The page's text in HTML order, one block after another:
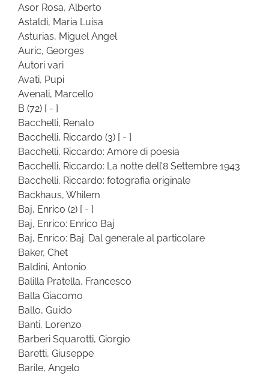
Asor Rosa, Alberto
Astaldi, Maria Luisa
Asturias, Miguel Angel
Auric, Georges
Autori vari
Avati, Pupi
Avenali, Marcello
B (72) [ - ]
Bacchelli, Renato
Bacchelli, Riccardo (3) [ - ]
Bacchelli, Riccardo: Amore di poesia
Bacchelli, Riccardo: La notte dell’8 Settembre 1943
Bacchelli, Riccardo: fotografia originale
Backhaus, Whilem
Baj, Enrico (2) [ - ]
Baj, Enrico: Enrico Baj
Baj, Enrico: Baj. Dal generale al particolare
Baker, Chet
Baldini, Antonio
Balilla Pratella, Francesco
Balla Giacomo
Ballo, Guido
Banti, Lorenzo
Barberi Squarotti, Giorgio
Baretti, Giuseppe
Barile, Angelo